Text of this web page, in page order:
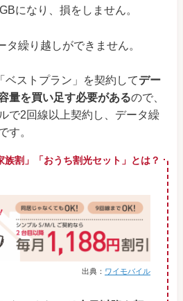
になり、損をしません。
繰り越しができません。
ベストプラン」を契約してデー
量を買い足す必要があるので、
で2回線以上契約し、データ繰
す。
族割」「おうち割光セット」とは？
出典： ワイモバイル